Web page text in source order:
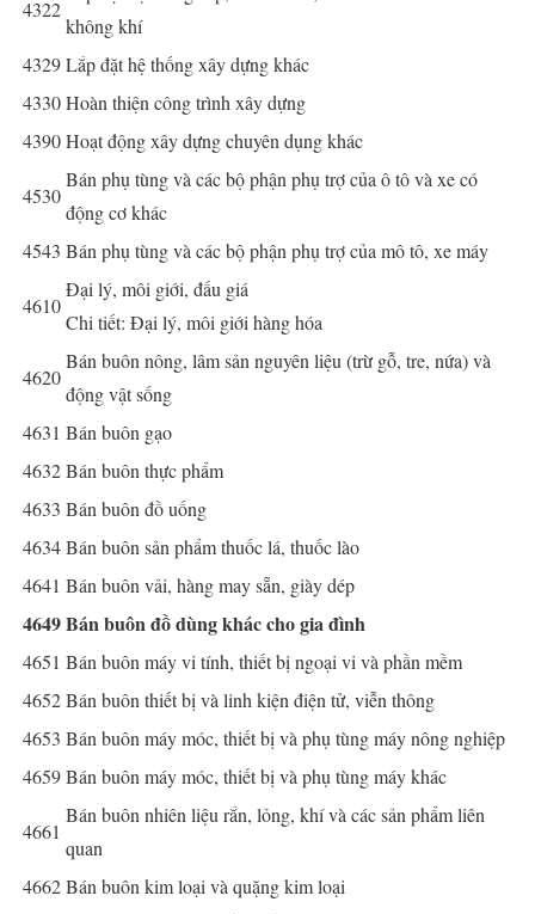
4322
không khí
4329Lắp đặt hệ thống xây dựng khác
4330Hoàn thiện công trình xây dựng
4390Hoạt động xây dựng chuyên dụng khác
4530
Bán phụ tùng và các bộ phận phụ trợ của ô tô và xe có
động cơ khác
4543 Bán phụ tùng và các bộ phận phụ trợ của mô tô, xe máy
4610
Đại lý, môi giới, đấu giá
Chi tiết: Đại lý, môi giới hàng hóa
4620
Bán buôn nông, lâm sản nguyên liệu (trừ gỗ, tre, nứa) và
động vật sống
4631 Bán buôn gạo
4632Bán buôn thực phẩm
4633 Bán buôn đồ uống
4634Bán buôn sản phẩm thuốc lá, thuốc lào
4641 Bán buôn vải, hàng may sẵn, giày dép
4649Bán buôn đồ dùng khác cho gia đình
4651 Bán buôn máy vi tính, thiết bị ngoại vi và phần mềm
4652Bán buôn thiết bị và linh kiện điện tử, viễn thông
4653 Bán buôn máy móc, thiết bị và phụ tùng máy nông nghiệp
4659Bán buôn máy móc, thiết bị và phụ tùng máy khác
4661
Bán buôn nhiên liệu rắn, lỏng, khí và các sản phẩm liên
quan
4662Bán buôn kim loại và quặng kim loại